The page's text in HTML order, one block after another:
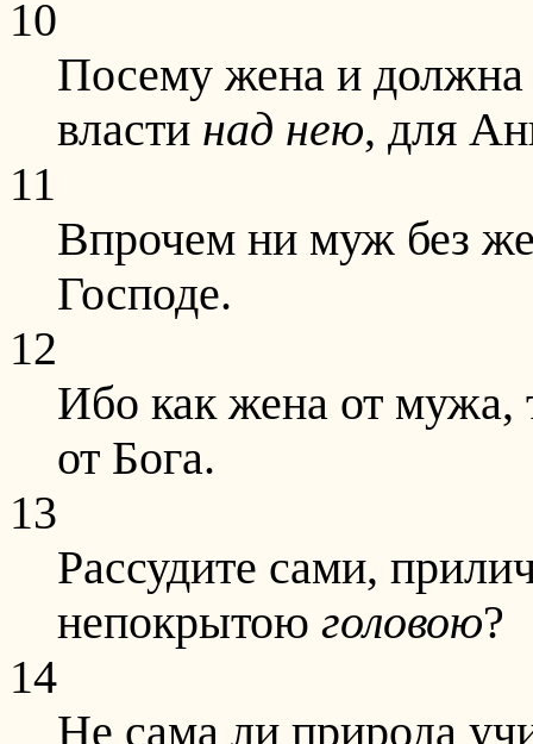
10
Посему жена и должна
власти над нею, для
11
Впрочем ни муж без
Господе.
12
Ибо как жена от мужа,
от Бога.
13
Рассудите сами,
непокрытою головою?
14
Не сама ли природа